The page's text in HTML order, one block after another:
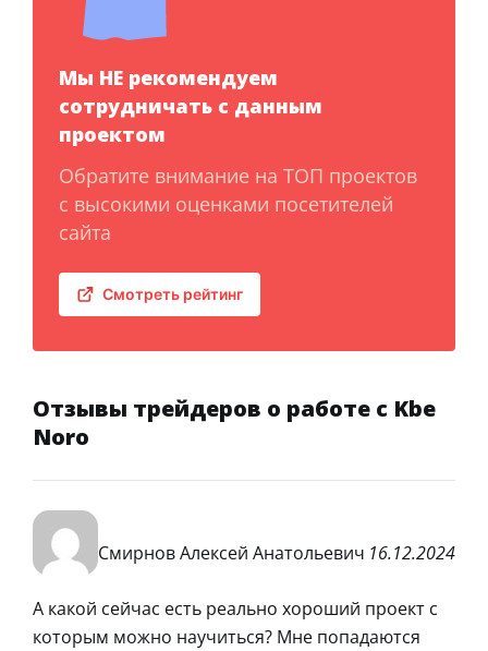
Мы НЕ рекомендуем
сотрудничать с данным
проектом
Обратите внимание на ТОП проектов
с высокими оценками посетителей
сайта
Смотреть рейтинг
Отзывы трейдеров о работе с Kbe
Noro
Смирнов Алексей Анатольевич 16.12.2024
А какой сейчас есть реально хороший проект с
которым можно научиться? Мне попадаются